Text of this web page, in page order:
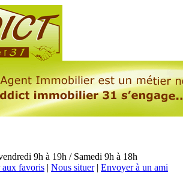
9h à 19h / Samedi 9h à 18h
favoris | Nous situer| Envoyer à un ami